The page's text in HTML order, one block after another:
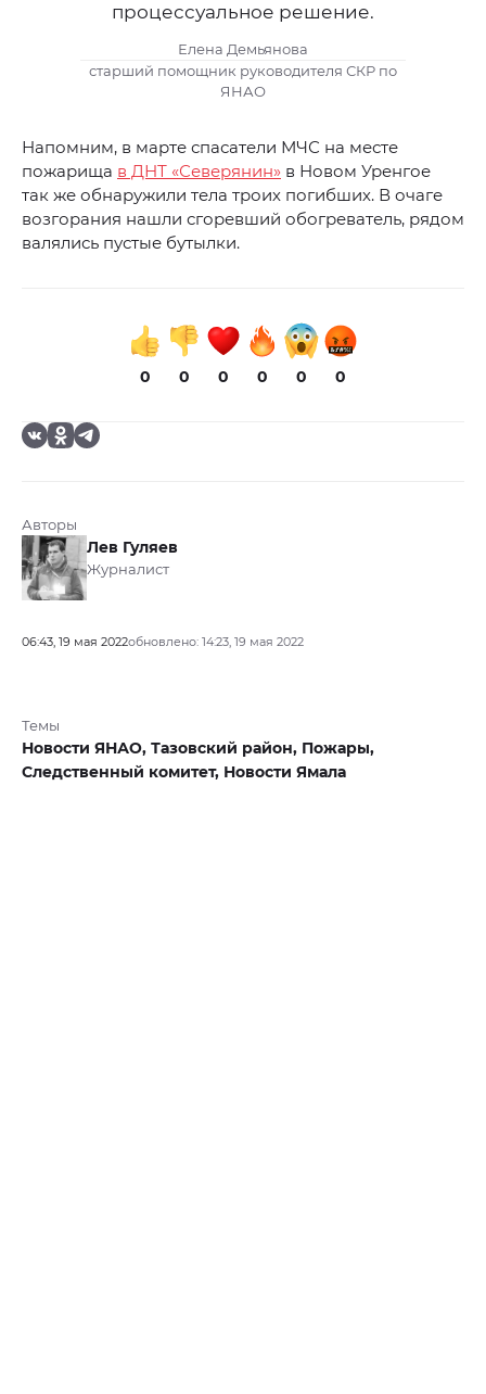
процессуальное решение.
Елена Демьянова
старший помощник руководителя СКР по
ЯНАО
Напомним, в марте спасатели МЧС на месте
пожарища в ДНТ «Северянин» в Новом Уренгое
так же обнаружили тела троих погибших. В очаге
возгорания нашли сгоревший обогреватель, рядом
валялись пустые бутылки.
0 0 0 0 0 0
Авторы
Лев Гуляев
Журналист
06:43, 19 мая 2022обновлено: 14:23, 19 мая 2022
Темы
Новости ЯНАО, Тазовский район, Пожары,
Следственный комитет, Новости Ямала